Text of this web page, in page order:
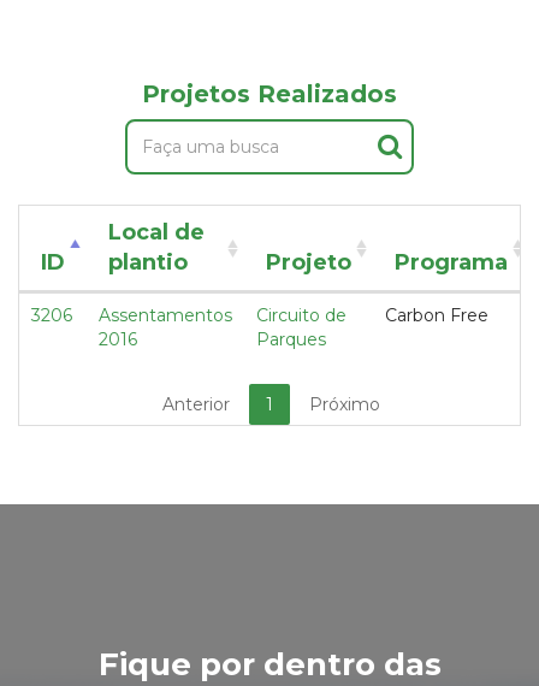
Projetos Realizados
ID
Local de
plantio
Projeto Programa
3206
Assentamentos
2016
Circuito de
Parques
Carbon Free
Anterior 1 Próximo
Fique por dentro das